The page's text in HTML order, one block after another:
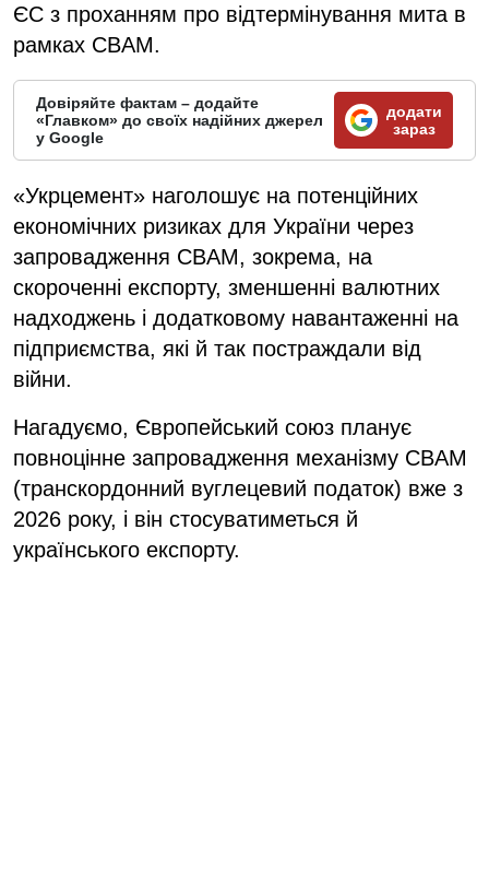
ЄС з проханням про відтермінування мита в
рамках CBAM.
Довіряйте фактам – додайте
«Главком» до своїх надійних джерел
у Google
додати
зараз
«Укрцемент» наголошує на потенційних
економічних ризиках для України через
запровадження CBAM, зокрема, на
скороченні експорту, зменшенні валютних
надходжень і додатковому навантаженні на
підприємства, які й так постраждали від
війни.
Нагадуємо, Європейський союз планує
повноцінне запровадження механізму CBAM
(транскордонний вуглецевий податок) вже з
2026 року, і він стосуватиметься й
українського експорту.